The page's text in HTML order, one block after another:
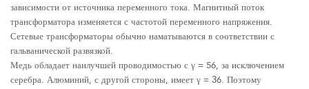
зависимости от источника переменного тока. Магнитный поток
трансформатора изменяется с частотой переменного напряжения.
Сетевые трансформаторы обычно наматываются в соответствии с
гальванической развязкой.
Медь обладает наилучшей проводимостью с γ = 56, за исключением
серебра. Алюминий, с другой стороны, имеет γ = 36. Поэтому